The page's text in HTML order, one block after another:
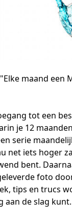
maand een
tot een
je 12
serie
net iets hoger
bent.
foto
tips en trucs
aan de slag kunt.